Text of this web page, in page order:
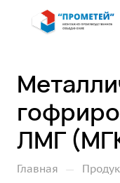
ЛМГ
Главная —